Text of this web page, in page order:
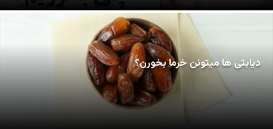
دیابتی ها میتونن خرما بخورن؟